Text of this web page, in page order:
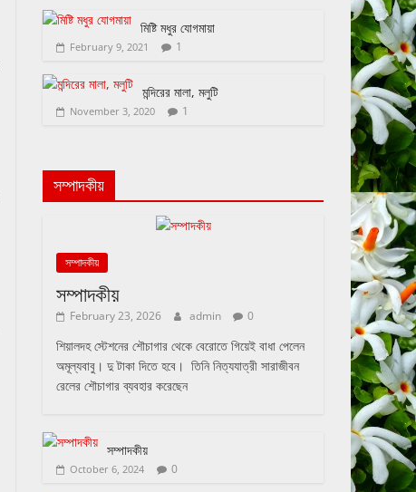
মিষ্টি মধুর যোগমায়া
February 9, 2021 1
মন্দিরের মালা, মলুটি
November 3, 2020 1
সম্পাদকীয়
সম্পাদকীয়
সম্পাদকীয়
February 23, 2026 admin 0
শিয়ালদহ স্টেশনের শৌচাগার থেকে বেরোতে গিয়েই বাধা পেলেন
অমূল্যবাবু। দু টাকা দিতে হবে। তিনি নিত্যযাত্রী সারাজীবন
রেলের শৌচাগার ব্যবহার করেছেন
সম্পাদকীয়
October 6, 2024 0